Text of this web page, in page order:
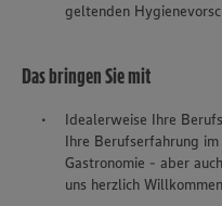
geltenden
Das bringen Sie mit
Idealerweise Ihre
Ihre Berufserfahrung
Gastronomie - aber
uns herzlich